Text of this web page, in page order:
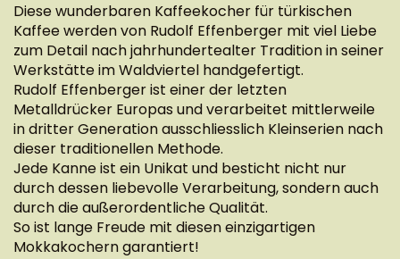
Diese wunderbaren Kaffeekocher für türkischen
Kaffee werden von Rudolf Effenberger mit viel Liebe
zum Detail nach jahrhundertealter Tradition in seiner
Werkstätte im Waldviertel handgefertigt.
Rudolf Effenberger ist einer der letzten
Metalldrücker Europas und verarbeitet mittlerweile
in dritter Generation ausschliesslich Kleinserien nach
dieser traditionellen Methode.
Jede Kanne ist ein Unikat und besticht nicht nur
durch dessen liebevolle Verarbeitung, sondern auch
durch die außerordentliche Qualität.
So ist lange Freude mit diesen einzigartigen
Mokkakochern garantiert!